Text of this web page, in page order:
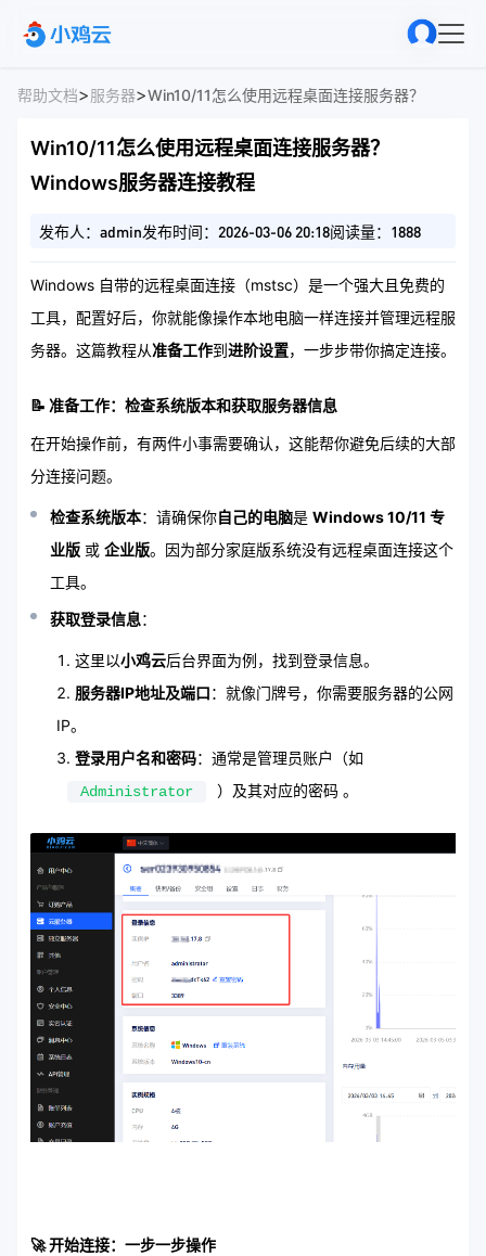
帮助文档>服务器>Win10/11怎么使用远程桌面连接服务器？
Win10/11怎么使用远程桌面连接服务器？
Windows服务器连接教程
发布人：admin发布时间：2026-03-06 20:18阅读量：1888
Windows 自带的远程桌面连接（mstsc）是一个强大且免费的
工具，配置好后，你就能像操作本地电脑一样连接并管理远程服
务器。这篇教程从准备工作到进阶设置，一步步带你搞定连接。
📝 准备工作：检查系统版本和获取服务器信息
在开始操作前，有两件小事需要确认，这能帮你避免后续的大部
分连接问题。
检查系统版本：请确保你自己的电脑是 Windows 10/11 专
业版 或 企业版。因为部分家庭版系统没有远程桌面连接这个
工具。
获取登录信息：
这里以小鸡云后台界面为例，找到登录信息。
服务器IP地址及端口：就像门牌号，你需要服务器的公网
IP。
登录用户名和密码：通常是管理员账户（如
Administrator ）及其对应的密码 。
🚀 开始连接：一步一步操作